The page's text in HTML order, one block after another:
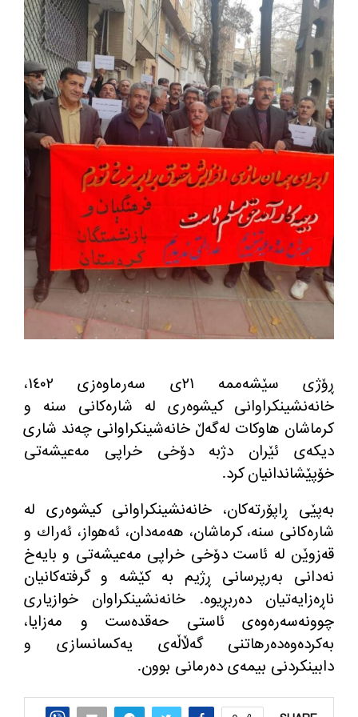
ڕۆژی سێشه‌ممه‌ ٢١ی سه‌رماوه‌زی ١٤٠٢،
خانه‌نشینكراوانی كیشوه‌ری له‌ شاره‌كانی سنه‌ و
كرماشان هاوكات له‌گه‌ڵ خانه‌شینكراوانی چه‌ند شاری
دیكه‌ی ئێران دژبه‌ دۆخی خراپی مه‌عیشه‌تی
خۆپێشاندانیان كرد.
به‌پێی ڕاپۆرته‌كان، خانه‌نشینكراوانی كیشوه‌ری له‌
شاره‌كانی سنه‌، كرماشان، هه‌مه‌دان، ئه‌هواز، ئه‌راك و
قه‌زوێن له‌ ئاست دۆخی خراپی مه‌عیشه‌تی و بایه‌خ
نه‌دانی به‌رپرسانی ڕژیم به‌ كێشه‌ و گرفته‌كانیان
ناڕه‌زایه‌تیان ده‌ربڕیوه‌. خانه‌نشینكراوان خوازیاری
چوونه‌سه‌ره‌وه‌ی ئاستی حه‌قده‌ست و مه‌زایا،
به‌كرده‌وه‌ده‌رهاتنی گه‌ڵاڵه‌ی یه‌كسانسازی و
دابینكردنی بیمه‌ی ده‌رمانی بوون.